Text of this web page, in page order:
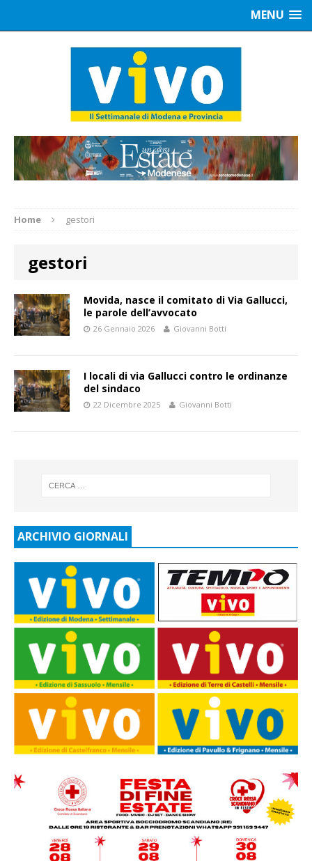
MENU
Home gestori
gestori
Movida, nasce il comitato di Via Gallucci,
le parole dell’avvocato
26 Gennaio 2026 Giovanni Botti
I locali di via Gallucci contro le ordinanze
del sindaco
22 Dicembre 2025 Giovanni Botti
ARCHIVIO GIORNALI